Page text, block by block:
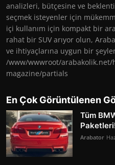
analizleri, bütçesine ve
seçmek isteyenler için
içi kullanım için kompakt bir
rahat bir SUV arıyor olun,
ve ihtiyaçlarına uygun bir
/www/wwwroot/
magazine/partials
En Çok Görüntülenen
Tüm
Arabator